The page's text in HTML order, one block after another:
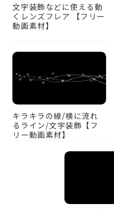
文字装飾などに使える動
くレンズフレア 【フリー
動画素材】
キラキラの線/横に流れ
るライン/文字装飾【フ
リー動画素材】